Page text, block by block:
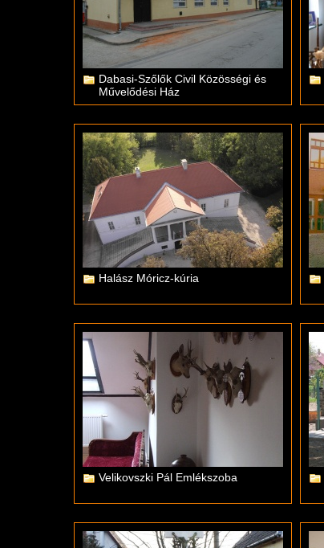
Dabasi-Szőlők Civil Közösségi és
Művelődési Ház
Halász Móricz-kúria
Velikovszki Pál Emlékszoba